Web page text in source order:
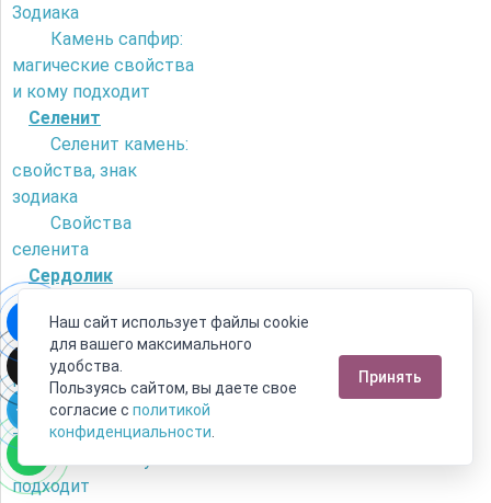
Зодиака
Камень сапфир:
магические свойства
и кому подходит
Селенит
Селенит камень:
свойства, знак
зодиака
Свойства
селенита
Сердолик
сердолик от
искусственного
камня?
Камень сердолик
- его магические
свойства и кому
подходит
Наш сайт использует файлы cookie
для вашего максимального
удобства.
Пользуясь сайтом, вы даете свое
согласие с политикой
конфиденциальности
Принять